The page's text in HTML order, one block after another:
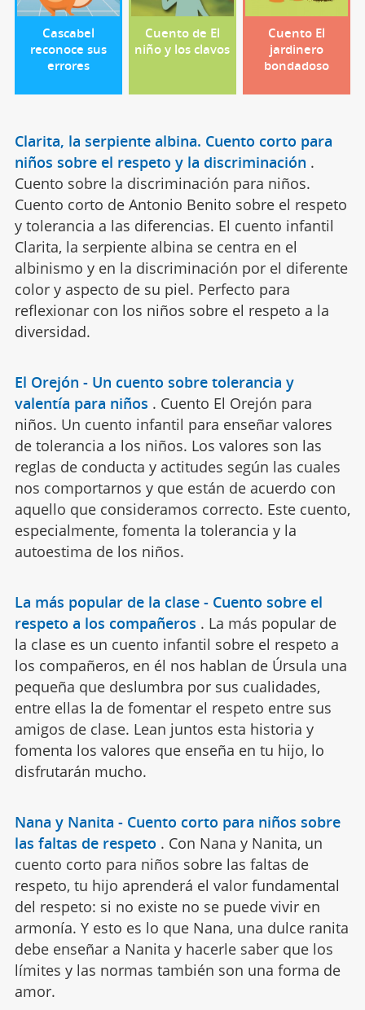
Cascabel
reconoce sus
errores
Cuento de El
niño y los clavos
Cuento El
jardinero
bondadoso
Clarita, la serpiente albina. Cuento corto para
niños sobre el respeto y la discriminación .
Cuento sobre la discriminación para niños.
Cuento corto de Antonio Benito sobre el respeto
y tolerancia a las diferencias. El cuento infantil
Clarita, la serpiente albina se centra en el
albinismo y en la discriminación por el diferente
color y aspecto de su piel. Perfecto para
reflexionar con los niños sobre el respeto a la
diversidad.
El Orejón - Un cuento sobre tolerancia y
valentía para niños . Cuento El Orejón para
niños. Un cuento infantil para enseñar valores
de tolerancia a los niños. Los valores son las
reglas de conducta y actitudes según las cuales
nos comportarnos y que están de acuerdo con
aquello que consideramos correcto. Este cuento,
especialmente, fomenta la tolerancia y la
autoestima de los niños.
La más popular de la clase - Cuento sobre el
respeto a los compañeros . La más popular de
la clase es un cuento infantil sobre el respeto a
los compañeros, en él nos hablan de Úrsula una
pequeña que deslumbra por sus cualidades,
entre ellas la de fomentar el respeto entre sus
amigos de clase. Lean juntos esta historia y
fomenta los valores que enseña en tu hijo, lo
disfrutarán mucho.
Nana y Nanita - Cuento corto para niños sobre
las faltas de respeto . Con Nana y Nanita, un
cuento corto para niños sobre las faltas de
respeto, tu hijo aprenderá el valor fundamental
del respeto: si no existe no se puede vivir en
armonía. Y esto es lo que Nana, una dulce ranita
debe enseñar a Nanita y hacerle saber que los
límites y las normas también son una forma de
amor.